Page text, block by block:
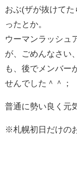
おぶ(ザが抜けて
ったとか。
ウーマンラッシュ
が、ごめんなさい
も、後でメンバー
せんでした＾＾；
普通に勢い良く元
※札幌初日だけの